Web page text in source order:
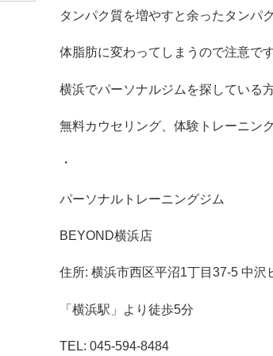
タンパク質を増やすと余ったタンパ
体脂肪に変わってしまうので注意で
横浜でパーソナルジムを探している
無料カウセリング、体験トレーニン
・
パーソナルトレーニングジム
BEYOND横浜店
住所: 横浜市西区平沼1丁目 37-5 中沢
「横浜駅」より徒歩5分
TEL: 045-594-8484